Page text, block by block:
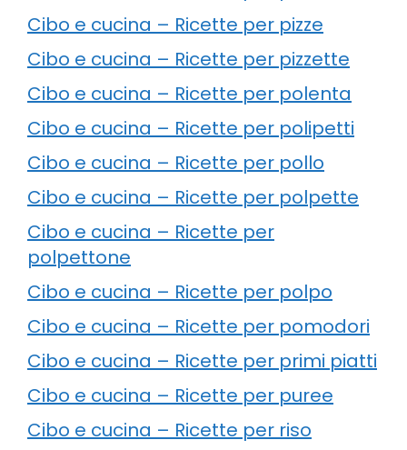
Cibo e cucina – Ricette per pizze
Cibo e cucina – Ricette per pizzette
Cibo e cucina – Ricette per polenta
Cibo e cucina – Ricette per polipetti
Cibo e cucina – Ricette per pollo
Cibo e cucina – Ricette per polpette
Cibo e cucina – Ricette per
polpettone
Cibo e cucina – Ricette per polpo
Cibo e cucina – Ricette per pomodori
Cibo e cucina – Ricette per primi piatti
Cibo e cucina – Ricette per puree
Cibo e cucina – Ricette per riso